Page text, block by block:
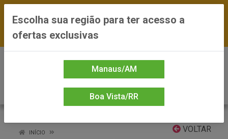
— *Preços exclusivos do site — Entrega em até
VOLTAR
INÍCIO
Escolha sua região para ter acesso a
ofertas exclusivas
Manaus/AM
Boa Vista/RR